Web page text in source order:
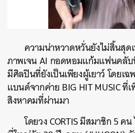
ความน่าหวาดหวั่นยังไม่สิ้นสุด
ภาพเจน AI กอดหอมแก้มแฟนคลับ
มีศิลปินที่ยังเป็นเพียงผู้เยาว์ โดยเฉ
แบนด์จากค่าย BIG HIT MUSIC ที่
สิงหาคมที่ผ่านมา
โดยวง CORTIS มีสมาชิก 5 ค